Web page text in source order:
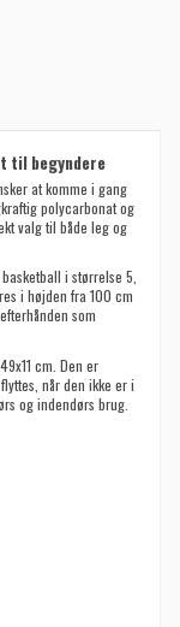
til begyndere
at komme i gang
polycarbonat og
valg til både leg og
i størrelse 5,
i højden fra 100 cm
som
cm. Den er
når den ikke er i
og indendørs brug.